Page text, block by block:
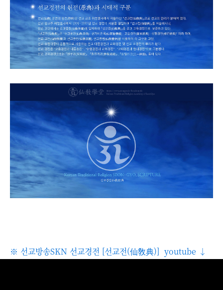
※ 선교방송SKN 선교경전 [선교전(仙敎典)] youtube ↓